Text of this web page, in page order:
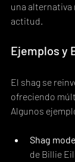
una alternativa
actitud.
Ejemplos y
El shag se
ofreciendo
Algunos
Shag
de Billie